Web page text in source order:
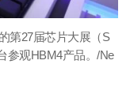
第27届芯片大展（S
参观HBM4产品。/Ne